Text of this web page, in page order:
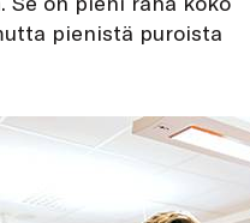
pienistä puroista